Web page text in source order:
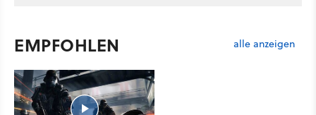
EMPFOHLEN alle anzeigen